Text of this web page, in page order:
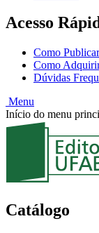
Acesso
Como Publicar
Como
Dúvidas
Menu
Início do menu
Catálogo